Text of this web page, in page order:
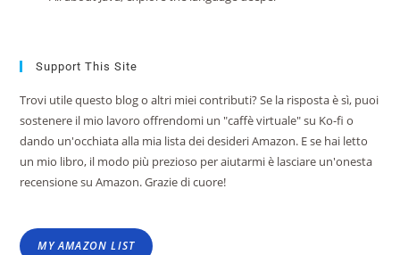
Support This Site
Trovi utile questo blog o altri miei contributi? Se la risposta è sì, puoi
sostenere il mio lavoro offrendomi un "caffè virtuale" su Ko-fi o
dando un'occhiata alla mia lista dei desideri Amazon. E se hai letto
un mio libro, il modo più prezioso per aiutarmi è lasciare un'onesta
recensione su Amazon. Grazie di cuore!
MY AMAZON LIST